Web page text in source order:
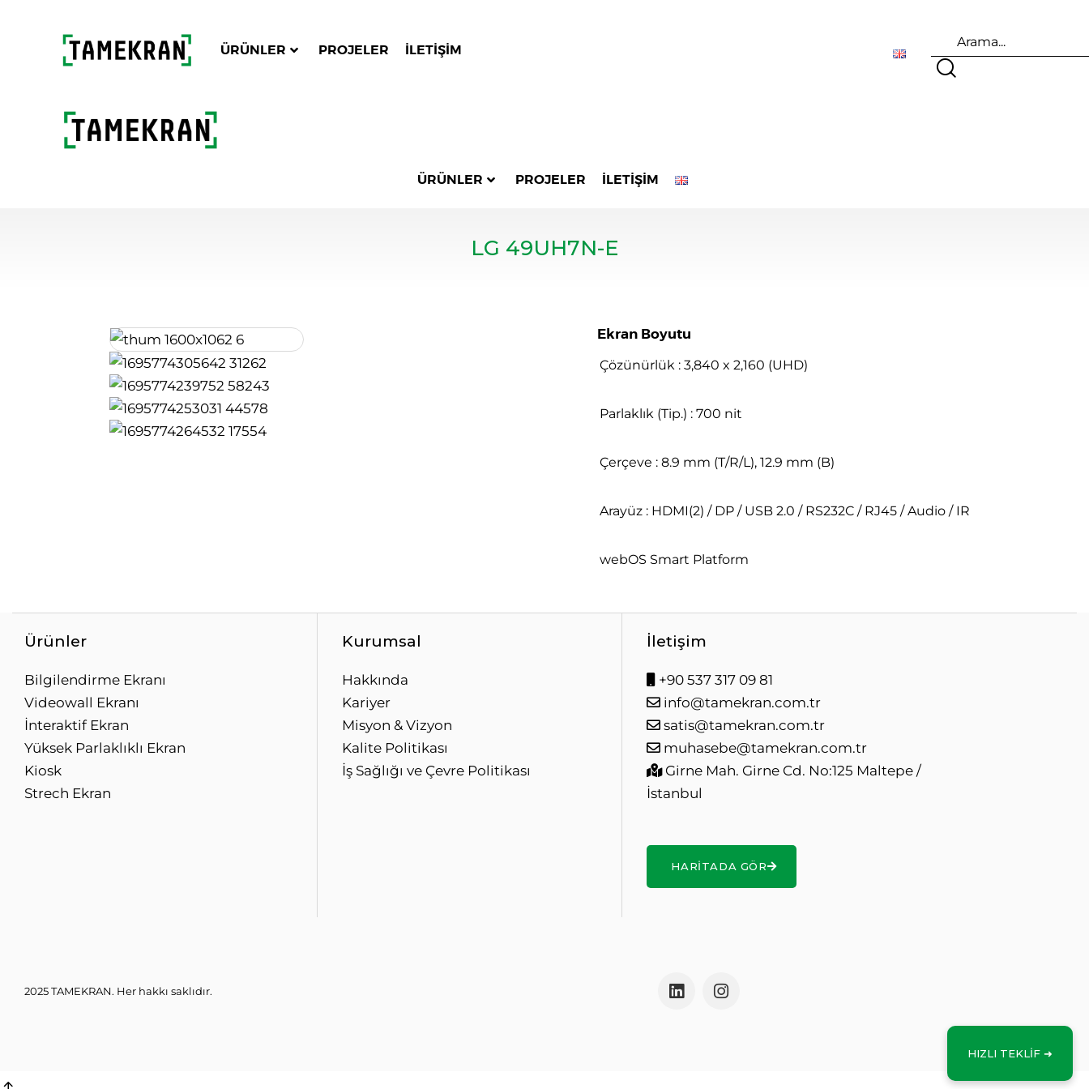
ÜRÜNLER PROJELER İLETIŞIM
ÜRÜNLER PROJELER İLETIŞIM
LG 49UH7N-E
Ekran Boyutu
Çözünürlük : 3,840 x 2,160 (UHD)
Parlaklık (Tip.) : 700 nit
Çerçeve : 8.9 mm (T/R/L), 12.9 mm (B)
Arayüz : HDMI(2) / DP / USB 2.0 / RS232C / RJ45 / Audio / IR
webOS Smart Platform
Ürünler
Bilgilendirme Ekranı
Videowall Ekranı
İnteraktif Ekran
Yüksek Parlaklıklı Ekran
Kiosk
Strech Ekran
HIZLI TEKLİF ➜
Kurumsal
Hakkında
Kariyer
Misyon & Vizyon
Kalite Politikası
İş Sağlığı ve Çevre Politikası
İletişim
+90 537 317 09 81
info@tamekran.com.tr
satis@tamekran.com.tr
muhasebe@tamekran.com.tr
Girne Mah. Girne Cd. No:125 Maltepe /
İstanbul
HARITADA GÖR
2025 TAMEKRAN. Her hakkı saklıdır.